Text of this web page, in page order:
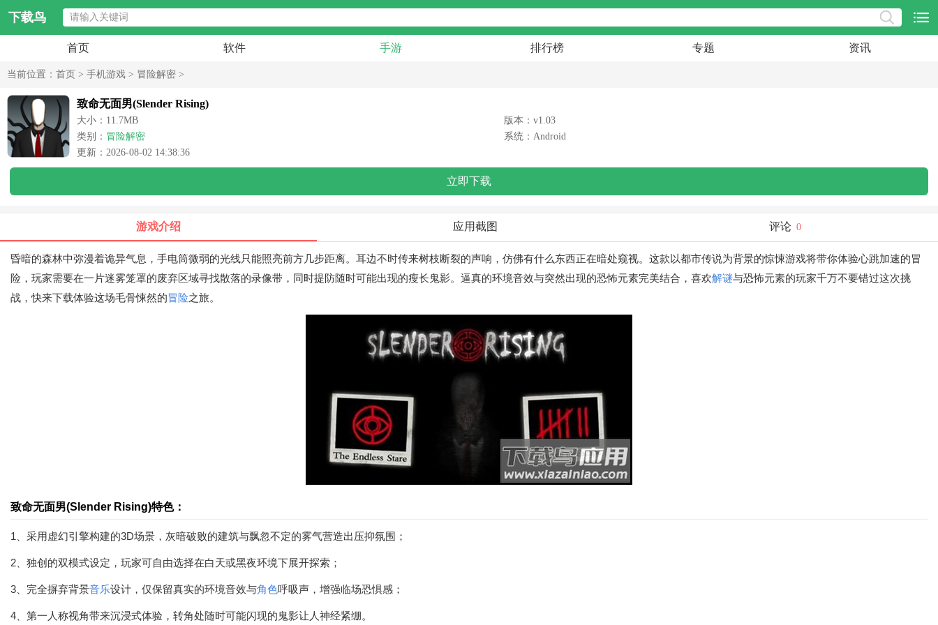
下载鸟
首页 软件 手游 排行榜 专题 资讯
当前位置： 首页 > 手机游戏 > 冒险解密 >
致命无面男(Slender Rising)
大小：11.7MB
版本：v1.03
类别： 冒险解密
系统：Android
更新：2026-08-02 14:38:36
立即下载
游戏介绍 应用截图 评论 0
昏暗的森林中弥漫着诡异气息，手电筒微弱的光线只能照亮前方几步距离。耳边不时传来树枝断裂的声响，仿佛有什么东西正在暗处窥视。这款以都市传说为背景的惊悚游戏将带你体验心跳加速的冒
险，玩家需要在一片迷雾笼罩的废弃区域寻找散落的录像带，同时提防随时可能出现的瘦长鬼影。逼真的环境音效与突然出现的恐怖元素完美结合，喜欢解谜与恐怖元素的玩家千万不要错过这次挑
战，快来下载体验这场毛骨悚然的冒险之旅。
致命无面男(Slender Rising)特色：
1、采用虚幻引擎构建的3D场景，灰暗破败的建筑与飘忽不定的雾气营造出压抑氛围；
2、独创的双模式设定，玩家可自由选择在白天或黑夜环境下展开探索；
3、完全摒弃背景音乐设计，仅保留真实的环境音效与角色呼吸声，增强临场恐惧感；
4、第一人称视角带来沉浸式体验，转角处随时可能闪现的鬼影让人神经紧绷。